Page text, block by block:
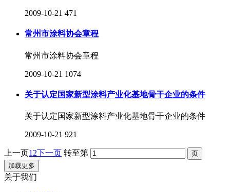
2009-10-21 471
常州市涂料协会章程
常州市涂料协会章程
2009-10-21 1074
关于认定国家新型涂料产业化基地骨干企业的条件
关于认定国家新型涂料产业化基地骨干企业的条件
2009-10-21 921
上一页1 2下一页 转至第
加载更多
关于我们